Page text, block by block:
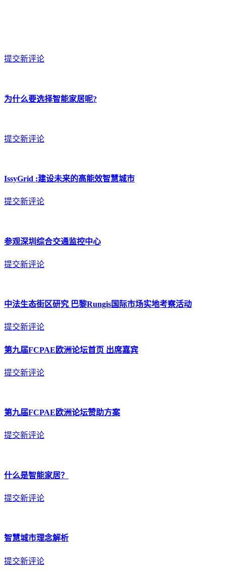
提交新评论
为什么要选择智能家居呢?
提交新评论
IssyGrid :建设未来的高能效智慧城市
提交新评论
参观深圳综合交通监控中心
提交新评论
中法生态街区研究 巴黎Rungis国际市场实地考察活动
提交新评论
第九届FCPAE欧洲论坛首页 出席嘉宾
提交新评论
第九届FCPAE欧洲论坛赞助方案
提交新评论
什么是智能家居？
提交新评论
智慧城市理念解析
提交新评论